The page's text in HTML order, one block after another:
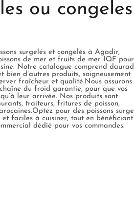
ou congeles
surgelés et congelés à Agadir,
de mer et fruits de mer IQF pour
Notre catalogue comprend
bien d’autres produits, soigneusement
fraîcheur et qualité.Nous assurons
du froid garantie, pour que vos
leur arrivée. Nos produits sont
traiteurs, fritures de poisson,
pour des poissons
faciles à cuisiner, tout en bénéficiant
dédié pour vos commandes.